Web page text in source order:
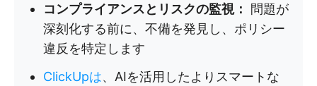
コンプライアンスとリスクの監視：
問題が
深刻化する前に、不備を発見し、ポリシー
違反を特定します
ClickUpは、AIを活用したよりスマートな